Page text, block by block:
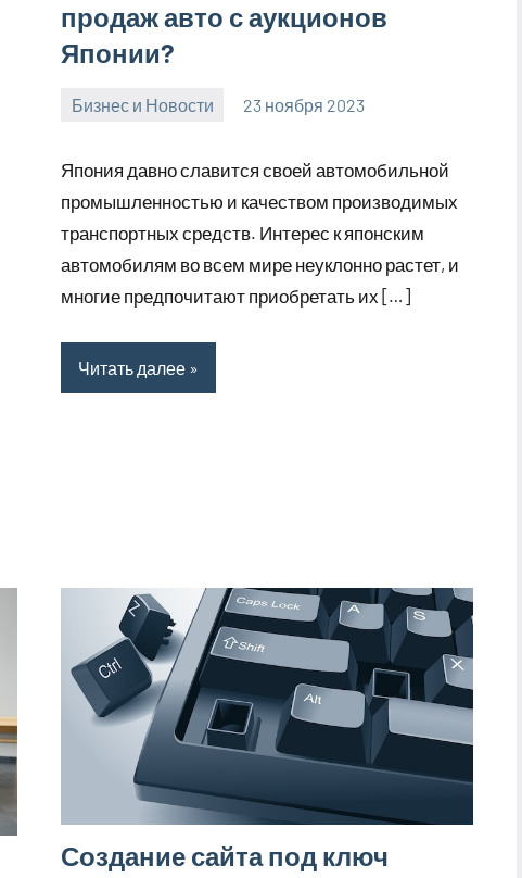
продаж авто с аукционов
Японии?
Бизнес и Новости 23 ноября 2023
Япония давно славится своей автомобильной
промышленностью и качеством производимых
транспортных средств. Интерес к японским
автомобилям во всем мире неуклонно растет, и
многие предпочитают приобретать их […]
Читать далее
Создание сайта под ключ